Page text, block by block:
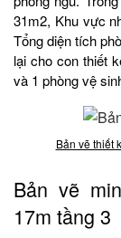
31m2, Khu vực
Tổng diện tích
lại cho con thiết
và 1 phòng vệ
Bản vẽ thiết
Bản vẽ
17m tầng 3